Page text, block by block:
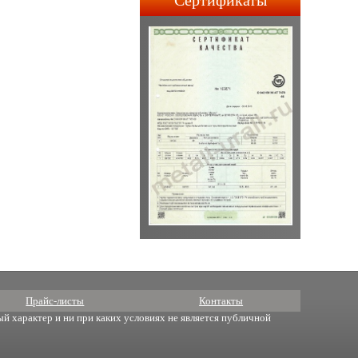
строительства АПЛ 4-го и
5-го поколений.
Прайс-листы Контакты
характер и ни при каких условиях не является публичной